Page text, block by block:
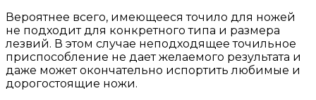
Вероятнее всего, имеющееся точило для ножей
не подходит для конкретного типа и размера
лезвий. В этом случае неподходящее точильное
приспособление не дает желаемого результата и
даже может окончательно испортить любимые и
дорогостоящие ножи.